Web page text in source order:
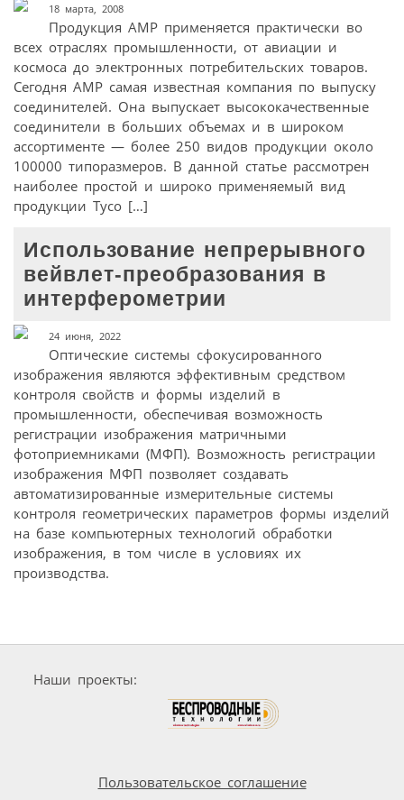
18 марта, 2008
Продукция AMP применяется практически во
всех отраслях промышленности, от авиации и
космоса до электронных потребительских товаров.
Сегодня AMP самая известная компания по выпуску
соединителей. Она выпускает высококачественные
соединители в больших объемах и в широком
ассортименте — более 250 видов продукции около
100000 типоразмеров. В данной статье рассмотрен
наиболее простой и широко применяемый вид
продукции Tyco […]
Использование непрерывного
вейвлет-преобразования в
интерферометрии
24 июня, 2022
Оптические системы сфокусированного
изображения являются эффективным средством
контроля свойств и формы изделий в
промышленности, обеспечивая возможность
регистрации изображения матричными
фотоприемниками (МФП). Возможность регистрации
изображения МФП позволяет создавать
автоматизированные измерительные системы
контроля геометрических параметров формы изделий
на базе компьютерных технологий обработки
изображения, в том числе в условиях их
производства.
Наши проекты:
Пользовательское соглашение